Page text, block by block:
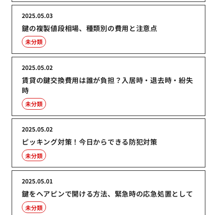
鍵の複製値段相場、種類別の費用と注意点
2025.05.03
未分類
賃貸の鍵交換費用は誰が負担？入居時・退去時・紛失
時
2025.05.02
未分類
ピッキング対策！今日からできる防犯対策
2025.05.02
未分類
鍵をヘアピンで開ける方法、緊急時の応急処置として
2025.05.01
未分類